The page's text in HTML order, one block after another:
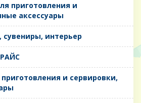
приготовления и
аксессуары
сувениры, интерьер
и сервировки,